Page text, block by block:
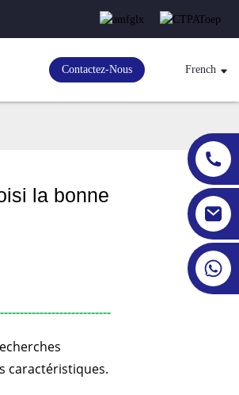
Contactez-Nous French
la bonne
caractéristiques.